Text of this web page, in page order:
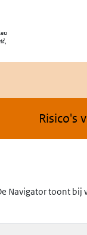
Risico's
Navigator toont